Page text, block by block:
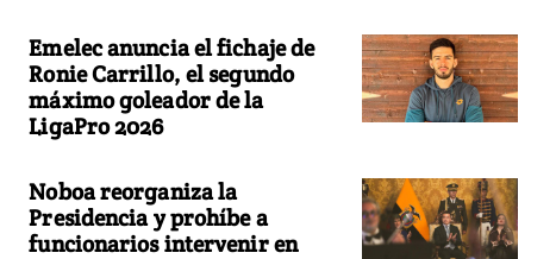
Emelec anuncia el fichaje de
Ronie Carrillo, el segundo
máximo goleador de la
LigaPro 2026
Noboa reorganiza la
Presidencia y prohíbe a
funcionarios intervenir en